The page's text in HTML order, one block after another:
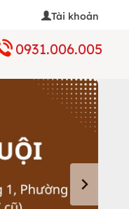
Tài khoản
0931.006.005